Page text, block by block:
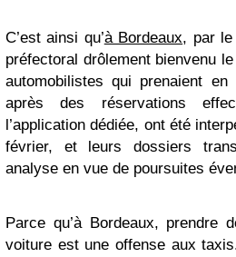
C’est ainsi qu’à Bordeaux, par le
préfectoral drôlement bienvenu
automobilistes qui prenaient en
après des réservations
l’application dédiée, ont été
février, et leurs dossiers
analyse en vue de poursuites
Parce qu’à Bordeaux, prendre
voiture est une offense aux